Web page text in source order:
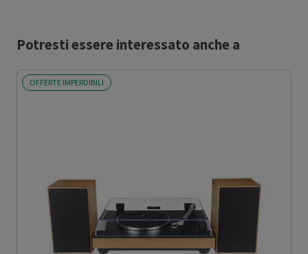
Potresti essere interessato anche a
OFFERTE IMPERDIBILI